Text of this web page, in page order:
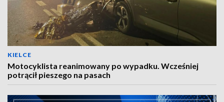
KIELCE
Motocyklista reanimowany po wypadku. Wcześniej
potrącił pieszego na pasach